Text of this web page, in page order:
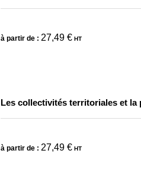
à partir de : 27,49 € HT
Les collectivités territoriales et
à partir de : 27,49 € HT